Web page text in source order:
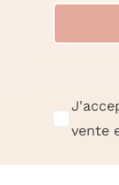
vente